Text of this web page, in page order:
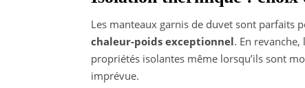
Les manteaux garnis de duvet sont parfaits
chaleur-poids exceptionnel. En
propriétés isolantes même lorsqu’ils sont
imprévue.